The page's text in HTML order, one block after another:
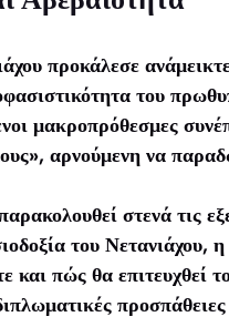
προκάλεσε
του
μακροπρόθεσμες
αρνούμενη να
στενά τις
του Νετανιάχου,
και πώς θα επιτευχθεί